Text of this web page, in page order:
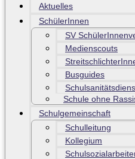
Aktuelles
SchülerInnen
SV
Medienscouts
Busguides
Schule ohne
Schulgemeinschaft
Schulleitung
Kollegium